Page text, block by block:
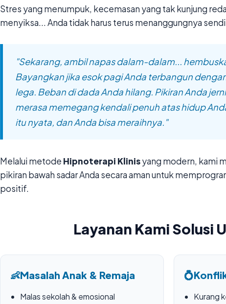
Stres yang menumpuk, kecemasan yang tak kunjung
menyiksa... Anda tidak harus terus menanggungnya
"Sekarang, ambil napas dalam-dalam...
Bayangkan jika esok pagi Anda terbangun
lega. Beban di dada Anda hilang. Pikiran Anda
merasa memegang kendali penuh atas hidup
itu nyata, dan Anda bisa meraihnya."
Melalui metode Hipnoterapi Klinisyang modern, kami
pikiran bawah sadar Anda secara aman untuk
positif.
Layanan Kami Solusi
👶Masalah Anak & Remaja
Malas sekolah & emosional
💍
Kurang